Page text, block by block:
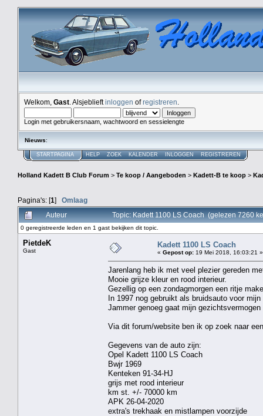
Welkom, Gast . Alsjeblieftinloggen ofregistreren
Login met gebruikersnaam, wachtwoord en sessielengte
Nieuws:
STARTPAGINA HELP ZOEK KALENDER INLOGGEN REGISTREREN
Holland Kadett B Club Forum > Te koop / Aangeboden > Kadett-B te koop >
Pagina's: [1] Omlaag
Auteur
Topic: Kadett 1100 LS Coach (gelezen 7260
0 geregistreerde leden en 1 gast bekijken dit topic.
PietdeK
Gast
Kadett 1100 LS Coach
« Gepost op: 19 Mei 2018, 16:03:21 »
Jarenlang heb ik met veel plezier gereden
Mooie grijze kleur en rood interieur.
Gezellig op een zondagmorgen een ritje
In 1997 nog gebruikt als bruidsauto voor mijn
Jammer genoeg gaat mijn
Via dit forum/website ben ik op zoek naar
Gegevens van de auto zijn:
Opel Kadett 1100 LS Coach
Bwjr 1969
Kenteken 91-34-HJ
grijs met rood interieur
km st. +/- 70000 km
APK 26-04-2020
extra's trekhaak en mistlampen voorzijde